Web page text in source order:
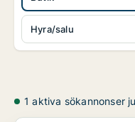
Hyra/salu
1 aktiva sökannonser